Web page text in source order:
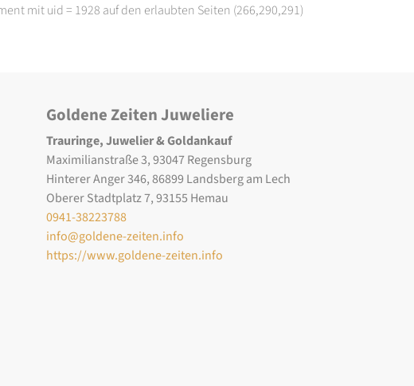
mit uid = 1928 auf den erlaubten Seiten (266,290,291)
Goldene Zeiten Juweliere
Trauringe, Juwelier & Goldankauf
Maximilianstraße 3, 93047 Regensburg
Hinterer Anger 346, 86899 Landsberg am Lech
Oberer Stadtplatz 7, 93155 Hemau
0941-38223788
info@goldene-zeiten.info
https://www.goldene-zeiten.info